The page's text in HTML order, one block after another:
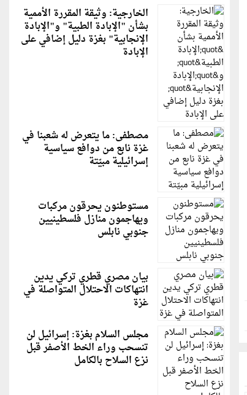
الخارجية: وثيقة المقررة الأممية
بشأن "الإبادة الطبية" و"الإبادة
الإنجابية" بغزة دليل إضافي على
الإبادة
مصطفى: ما يتعرض له شعبنا في
غزة نابع من دوافع سياسية
إسرائيلية مبيّتة
مستوطنون يحرقون مركبات
ويهاجمون منازل فلسطينيين
جنوبي نابلس
بيان مصري قطري تركي يدين
انتهاكات الاحتلال المتواصلة في
غزة
مجلس السلام بغزة: إسرائيل لن
تنسحب وراء الخط الأصفر قبل
نزع السلاح بالكامل